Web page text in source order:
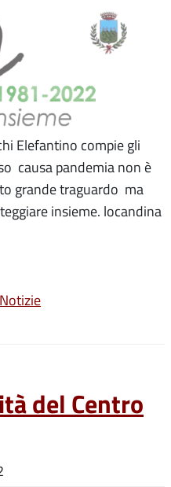
Elefantino compie gli
causa pandemia non è
grande traguardo ma
insieme. locandina
Notizie
del Centro